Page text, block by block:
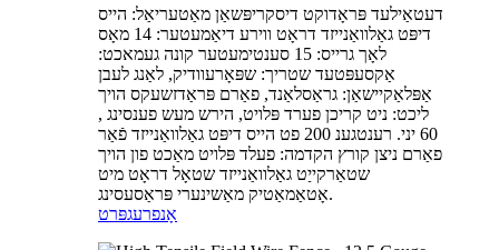
דעטאַילעד פּראָדוקט דיסקריפּשאַן מאַטעריאַל: הייס
דיפּט גאַלוואַנייזד דראָט ווירע דיאַמעטער: 14 מאָס
לאָך גרייס: 15 סענטימעטער קונה געמאכט:
אַקסעפּטעד שטריך: שפּאָרעוודיק, לאַנג לעבן
אַפּלאַקיישאַן: גראַסלאַנד, פאַרם פּראַדזשעקס הויך
ליכט: ניט קריכן פערד פּלויט, הירש מעש פענסינג ,
60 יני. רענטגענ 200 פט הייס דיפּט גאַלוואַנייזד פֿאַר
פאַרם ניצן קורץ הקדמה: פעלד פּלויט מאַכט פון הויך
שטאַרקייַט גאַלוואַנייזד שטאָל דראָט מיט
אָטאַמאַטיק מאַשינערי פּראַסעסינג.
אָנפרעגפּרט